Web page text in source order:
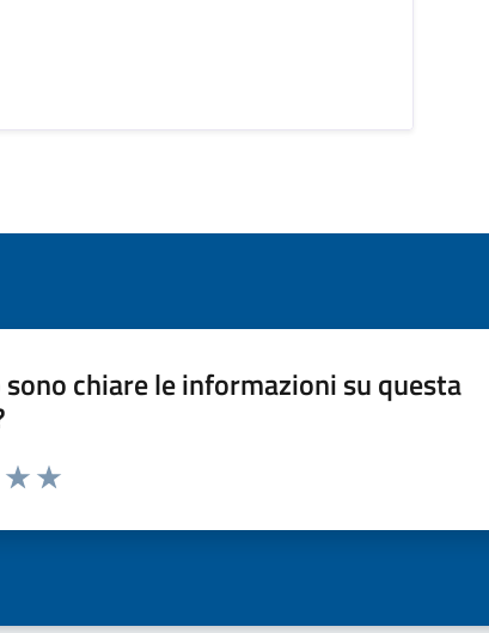
chiare le informazioni su questa
stelle la pagina